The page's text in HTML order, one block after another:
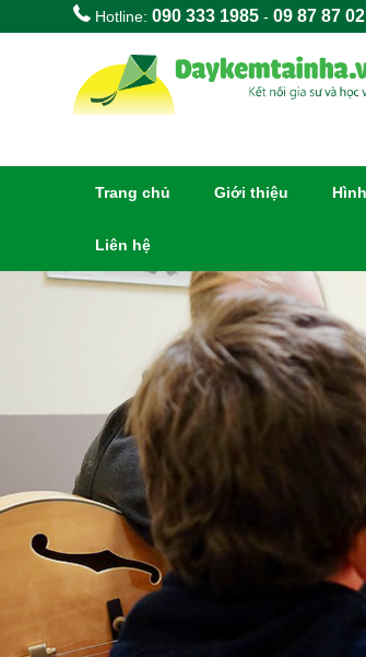
Hotline:090 333 1985 -09 87 87
Trang chủ Giới thiệu
Liên hệ